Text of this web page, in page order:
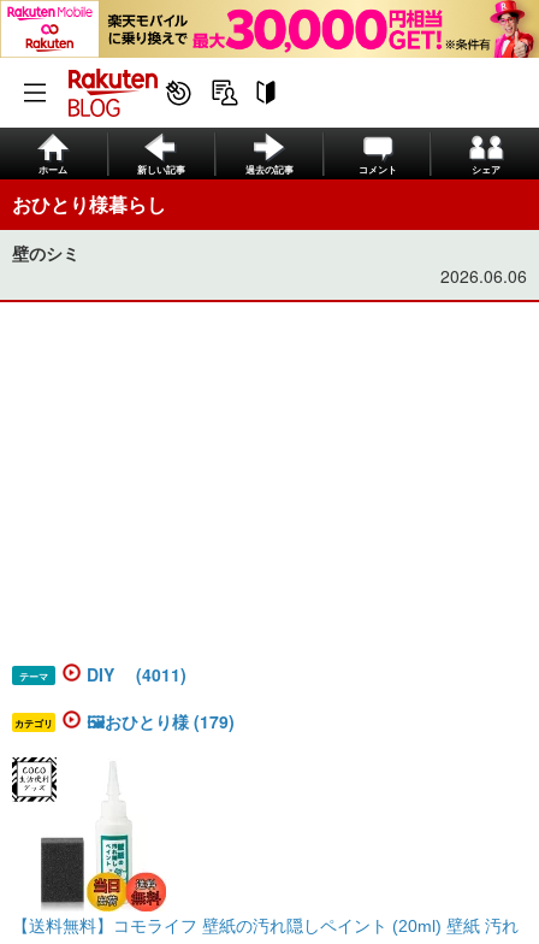
ホーム 新しい記事 過去の記事 コメント シェア
おひとり様暮らし
壁のシミ
2026.06.06
テーマ DIY (4011)
カテゴリ 🖼️おひとり様 (179)
【送料無料】コモライフ 壁紙の汚れ隠しペイント (20ml) 壁紙 汚れ